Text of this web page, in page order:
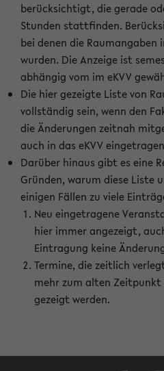
berücksichtigt, die gerade
Stunden stattfinden.
bei denen die
wurden. Die Anzeige ist
abhängig vom im eKVV
Die hier gezeigte Liste von
vollständig sein, wenn den
die Änderungen zeitnah
auch in das eKVV
Darüber hinaus gibt es eine
Gründen, warum diese Liste
einigen Fällen zu viele
Neu eingetragene
hier immer angezeigt,
Eintragung keine
Termine, die zeitlich
mehr zum alten
gezeigt werden.